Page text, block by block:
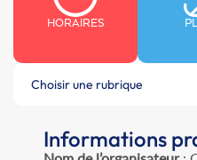
HORAIRES
Choisir une rubrique
Informations